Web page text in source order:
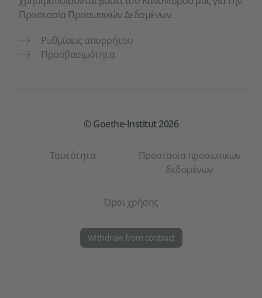
Προστασία Προσωπικών Δεδομένων.
Ρυθμίσεις απορρήτου
Προσβασιμότητα
© Goethe-Institut 2026
Ταυτότητα
Προστασία προσωπικών
δεδομένων
Όροι χρήσης
Withdraw from contract